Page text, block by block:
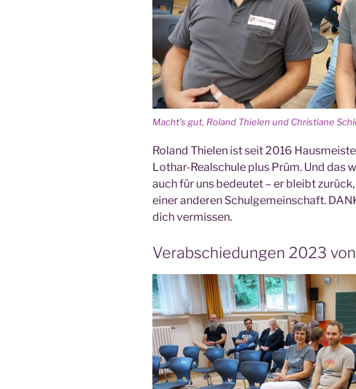
Macht’s gut, Roland Thie­len und Chris­tia­ne
Roland Thie­len ist seit 2016
Lothar-Real­schu­le plus Prüm. Und das
auch für uns bedeu­tet – er bleibt
einer ande­ren Schul­ge­mein­schaft.
dich vermissen.
Verabschiedungen 2023